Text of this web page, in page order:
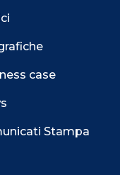
case
Stampa